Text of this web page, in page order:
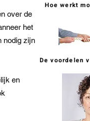
Hoe werkt
De voordelen
over de
het
nodig zijn
en